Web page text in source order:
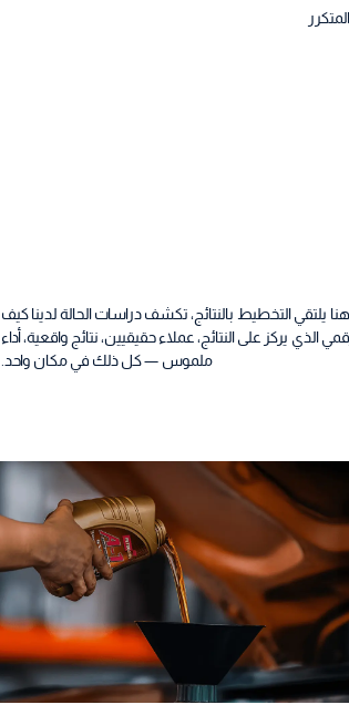
يلتقي التخطيط بالنتائج، تكشف دراسات الحالة لدينا كيف
يركز على النتائج، عملاء حقيقيين، نتائج واقعية، أداء
ملموس — كل ذلك في مكان واحد.